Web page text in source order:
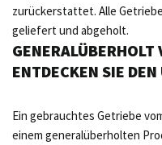
zurückerstattet. Alle
geliefert und abgeholt.
GENERALÜBERHOLT
ENTDECKEN SIE
Ein gebrauchtes Getriebe
einem generalüberholten